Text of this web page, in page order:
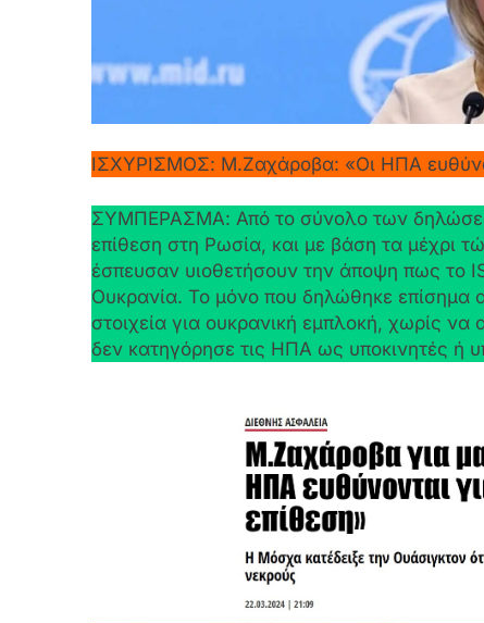
ΙΣΧΥΡΙΣΜΟΣ: Μ.Ζαχάροβα: «Oι ΗΠΑ
ΣΥΜΠΕΡΑΣΜΑ: Από το σύνολο των
επίθεση στη Ρωσία, και με βάση τα μέχρι
έσπευσαν υιοθετήσουν την άποψη πως το
Ουκρανία. Το μόνο που δηλώθηκε επίσημα
στοιχεία για ουκρανική εμπλοκή, χωρίς
δεν κατηγόρησε τις ΗΠΑ ως υποκινητές ή